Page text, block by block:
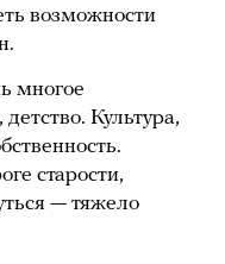
возможности
многое
Культура,
старости,
— тяжело